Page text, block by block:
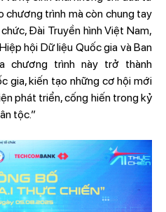
chương trình mà còn chung tay
Đài Truyền hình Việt Nam,
hội Dữ liệu Quốc gia và Ban
chương trình này trở thành
gia, kiến tạo những cơ hội mới
phát triển, cống hiến trong kỷ
tộc.”